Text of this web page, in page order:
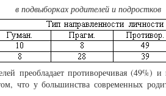
в подвыборках родителей и подростков
преобладает противоречивая (49%) и
что у большинства современных